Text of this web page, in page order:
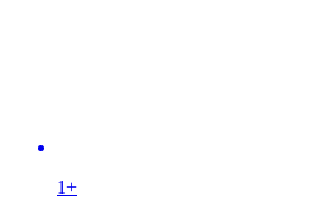
1+